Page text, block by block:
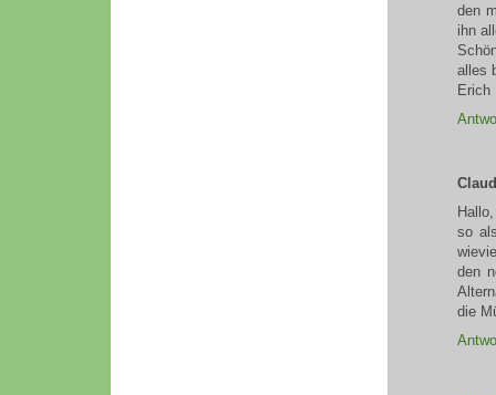
den
ihn
alles
Erich
Hallo,
so
den
die